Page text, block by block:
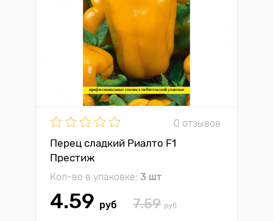
0 отзывов
Перец сладкий Риалто F1
Престиж
Кол-во в упаковке: 3 шт
4.59 руб 7.59 руб